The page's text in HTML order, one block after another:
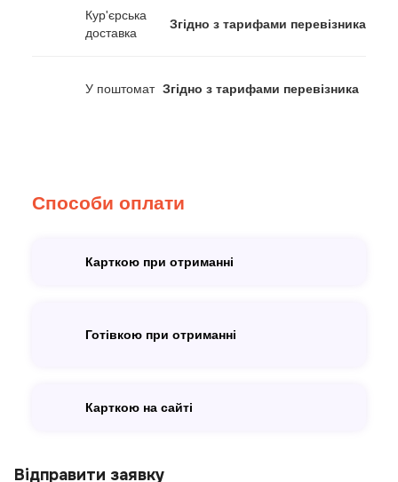
Кур'єрська
доставка
Згідно з тарифами перевізника
У поштомат Згідно з тарифами перевізника
Способи оплати
Карткою при отриманні
Готівкою при отриманні
Карткою на сайті
Відправити заявку